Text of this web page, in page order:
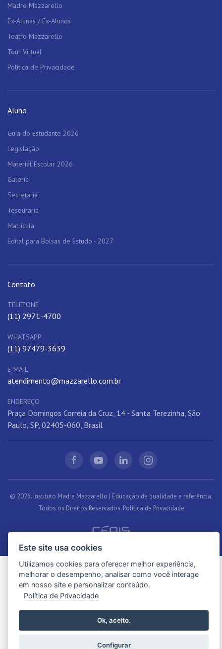
Madre Mazzarello
Ex-Alunas / Ex-Alunos
Teatro Mazzarello
Tour Virtual
Política de Privacidade
Aluno
Guia do Estudante 2026
Legislação
Material Escolar 2026
Galeria
Secretaria
Tesouraria
Matrícula
Edital para Bolsas de Estudo - 2027
Contato
TELEFONE
(11) 2971-4700
WHATSAPP
(11) 97479-3639
E-MAIL
atendimento@mazzarello.com.br
ENDEREÇO
Praça Domingos Correia da Cruz, 14 - Santa Terezinha, São
Paulo, SP, 02405-060, Brasil
© 2026. Instituto Madre Mazzarello | Educação de qualidade e referência.
Todos os Direitos Reservados. Política de Privacidade
Este site usa cookies
Utilizamos cookies para oferecer melhor experiência,
melhorar o desempenho, analisar como você interage
em nosso site e personalizar conteúdo.
Política de Privacidade
Ok, aceito.
Configurar